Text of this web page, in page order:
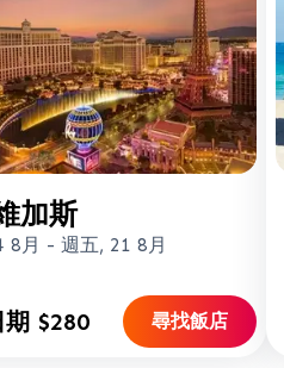
加斯
8月 - 週五, 21 8月
期 $280 尋找飯店